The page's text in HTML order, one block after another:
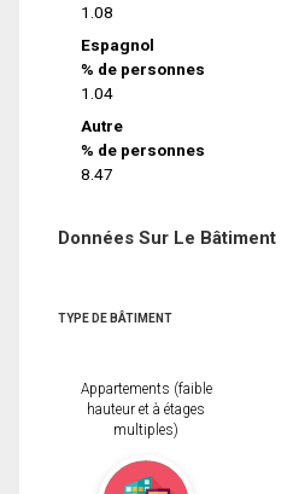
1.08
Espagnol
% de personnes
1.04
Autre
% de personnes
8.47
Données Sur Le Bâtiment
TYPE DE BÂTIMENT
Appartements (faible
hauteur et à étages
multiples)